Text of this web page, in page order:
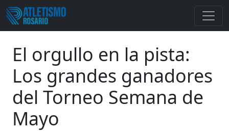
El orgullo en la pista:
Los grandes ganadores
del Torneo Semana de
Mayo